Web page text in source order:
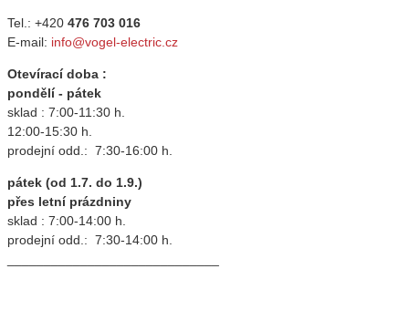
Tel.: +420 476 703 016
E-mail: info@vogel-electric.cz
Otevírací doba :
pondělí - pátek
sklad : 7:00-11:30 h.
12:00-15:30 h.
prodejní odd.: 7:30-16:00 h.
pátek (od 1.7. do 1.9.)
přes letní prázdniny
sklad : 7:00-14:00 h.
prodejní odd.: 7:30-14:00 h.